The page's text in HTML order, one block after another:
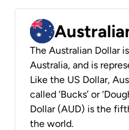
The Australian Dollar
Australia, and is
Like the US Dollar,
called ‘Bucks’ or
Dollar (AUD) is the
the world.